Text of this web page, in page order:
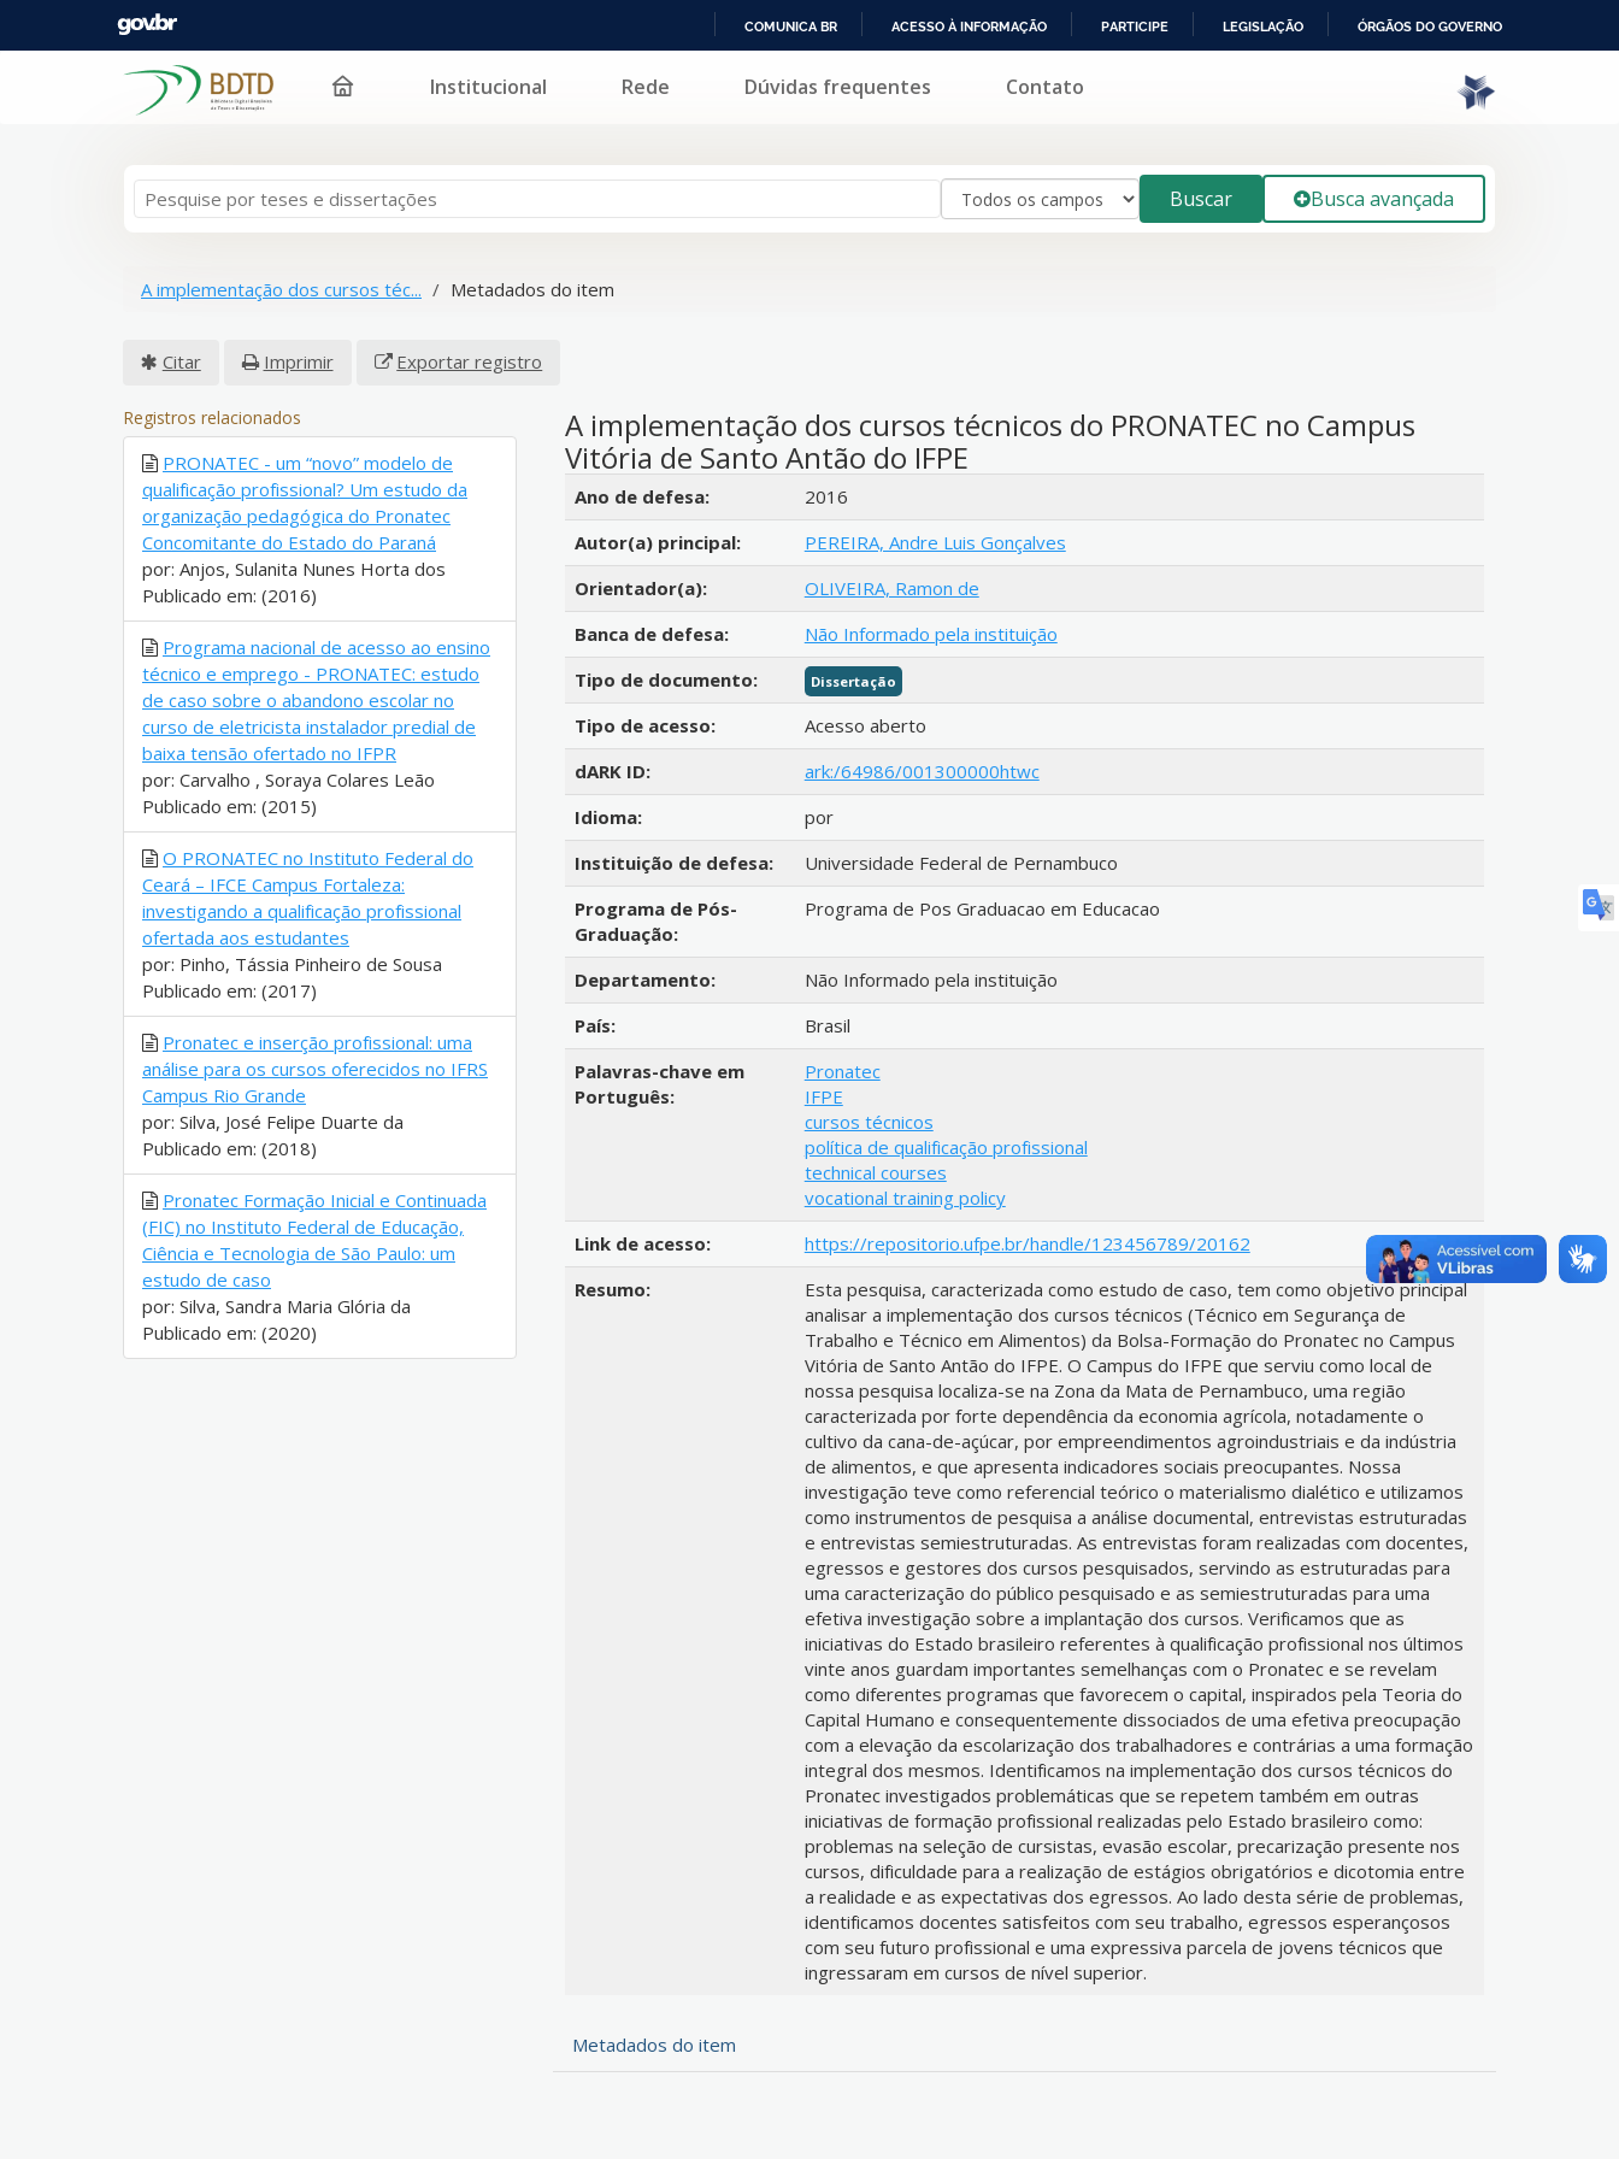
PARA
COMUNICA BR ACESSO À INFORMAÇÃO PARTICIPE LEGISLAÇÃO ÓRGÃOS DO GOVERNO
Pular para o conteúdo Institucional Rede Dúvidas frequentes Contato
Buscar Busca avançada
A implementação dos cursos téc... Metadados do item
Citar Imprimir Exportar registro
A implementação dos cursos técnicos do PRONATEC no Campus
Vitória de Santo Antão do IFPE
Detalhes bibliográficos
Ano de defesa:
2016
Autor(a) principal:
PEREIRA, Andre Luis Gonçalves
Orientador(a):
OLIVEIRA, Ramon de
Banca de defesa:
Não Informado pela instituição
Tipo de documento:
Dissertação
Tipo de acesso:
Acesso aberto
dARK ID:
ark:/64986/001300000htwc
Idioma:
por
Instituição de defesa:
Universidade Federal de Pernambuco
Programa de Pós-
Graduação:
Programa de Pos Graduacao em Educacao
Departamento:
Não Informado pela instituição
País:
Brasil
Palavras-chave em
Português:
Pronatec
IFPE
cursos técnicos
política de qualificação profissional
technical courses
vocational training policy
Link de acesso:
https://repositorio.ufpe.br/handle/123456789/20162
Resumo:
Esta pesquisa, caracterizada como estudo de caso, tem como objetivo principal
analisar a implementação dos cursos técnicos (Técnico em Segurança de
Trabalho e Técnico em Alimentos) da Bolsa-Formação do Pronatec no Campus
Vitória de Santo Antão do IFPE. O Campus do IFPE que serviu como local de
nossa pesquisa localiza-se na Zona da Mata de Pernambuco, uma região
caracterizada por forte dependência da economia agrícola, notadamente o
cultivo da cana-de-açúcar, por empreendimentos agroindustriais e da indústria
de alimentos, e que apresenta indicadores sociais preocupantes. Nossa
investigação teve como referencial teórico o materialismo dialético e utilizamos
como instrumentos de pesquisa a análise documental, entrevistas estruturadas
e entrevistas semiestruturadas. As entrevistas foram realizadas com docentes,
egressos e gestores dos cursos pesquisados, servindo as estruturadas para
uma caracterização do público pesquisado e as semiestruturadas para uma
efetiva investigação sobre a implantação dos cursos. Verificamos que as
iniciativas do Estado brasileiro referentes à qualificação profissional nos últimos
vinte anos guardam importantes semelhanças com o Pronatec e se revelam
como diferentes programas que favorecem o capital, inspirados pela Teoria do
Capital Humano e consequentemente dissociados de uma efetiva preocupação
com a elevação da escolarização dos trabalhadores e contrárias a uma formação
integral dos mesmos. Identificamos na implementação dos cursos técnicos do
Pronatec investigados problemáticas que se repetem também em outras
iniciativas de formação profissional realizadas pelo Estado brasileiro como:
problemas na seleção de cursistas, evasão escolar, precarização presente nos
cursos, dificuldade para a realização de estágios obrigatórios e dicotomia entre
a realidade e as expectativas dos egressos. Ao lado desta série de problemas,
identificamos docentes satisfeitos com seu trabalho, egressos esperançosos
com seu futuro profissional e uma expressiva parcela de jovens técnicos que
ingressaram em cursos de nível superior.
Metadados do item
Registros relacionados
PRONATEC - um “novo” modelo de
qualificação profissional? Um estudo da
organização pedagógica do Pronatec
Concomitante do Estado do Paraná
por: Anjos, Sulanita Nunes Horta dos
Publicado em: (2016)
Programa nacional de acesso ao ensino
técnico e emprego - PRONATEC: estudo
de caso sobre o abandono escolar no
curso de eletricista instalador predial de
baixa tensão ofertado no IFPR
por: Carvalho , Soraya Colares Leão
Publicado em: (2015)
O PRONATEC no Instituto Federal do
Ceará – IFCE Campus Fortaleza:
investigando a qualificação profissional
ofertada aos estudantes
por: Pinho, Tássia Pinheiro de Sousa
Publicado em: (2017)
Pronatec e inserção profissional: uma
análise para os cursos oferecidos no IFRS
Campus Rio Grande
por: Silva, José Felipe Duarte da
Publicado em: (2018)
Pronatec Formação Inicial e Continuada
(FIC) no Instituto Federal de Educação,
Ciência e Tecnologia de São Paulo: um
estudo de caso
por: Silva, Sandra Maria Glória da
Publicado em: (2020)